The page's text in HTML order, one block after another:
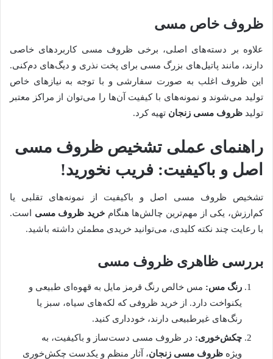
ظروف خاص مسی
علاوه بر دسته‌های اصلی، برخی ظروف مسی کاربردهای خاصی
دارند، مانند پاتیل‌های بزرگ مسی برای پخت نذری و دیگ‌های دم‌کنی.
این ظروف اغلب به صورت سفارشی و با توجه به نیازهای خاص
تولید می‌شوند و نمونه‌های با کیفیت آن‌ها را می‌توان از مراکز معتبر
تولید ظروف مسی زنجان تهیه کرد.
راهنمای عملی تشخیص ظروف مسی
اصل و باکیفیت: فریب نخورید!
تشخیص ظروف مسی اصل و باکیفیت از نمونه‌های تقلبی یا
کم‌ارزش، یکی از مهم‌ترین چالش‌ها هنگام خرید ظروف مسی
است.
با رعایت چند نکته کلیدی، می‌توانید خریدی مطمئن داشته باشید.
بررسی ظاهری ظروف مسی
رنگ مس: مس خالص رنگ قرمز مایل به قهوه‌ای طبیعی و
یکنواخت دارد. از خرید ظروفی که لکه‌های سیاه، سبز یا
رنگ‌های غیرطبیعی دارند، خودداری کنید.
چکش‌خوری: در ظروف مسی دست‌ساز و باکیفیت، به
ویژه ظروف مسی زنجان، آثار منظم و یکدست چکش‌خوری